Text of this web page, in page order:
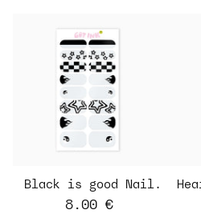
Black is good Nail
Strips
8.00 €